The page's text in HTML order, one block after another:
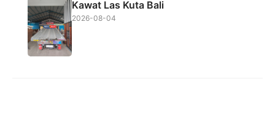
Kawat Las Kuta Bali
2026-08-04